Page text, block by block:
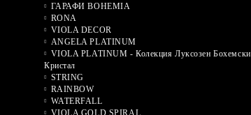
ГАРАФИ BOHEMIA
RONA
VIOLA DECOR
ANGELA PLATINUM
VIOLA PLATINUM - Колекция Луксозен Бохемски
Кристал
STRING
RAINBOW
WATERFALL
VIOLA GOLD SPIRAL